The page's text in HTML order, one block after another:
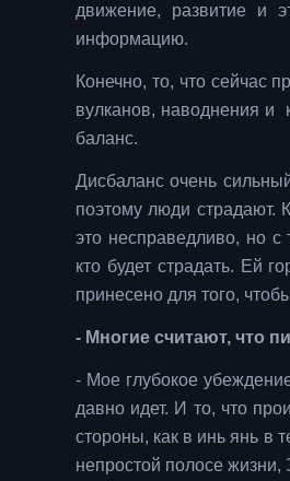
движение, развитие и
информацию.
Конечно, то, что сейчас
вулканов, наводнения и
баланс.
Дисбаланс очень
поэтому люди страдают.
это несправедливо, но с
кто будет страдать. Ей
принесено для того,
- Многие считают, что
- Мое глубокое
давно идет. И то, что
стороны, как в инь янь в
непростой полосе жизни,